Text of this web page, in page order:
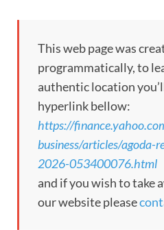
This web page was
programmatically, to
authentic location
hyperlink bellow:
https://
business/articles/agoda-
2026-053400076.html
and if you wish to take
our website please